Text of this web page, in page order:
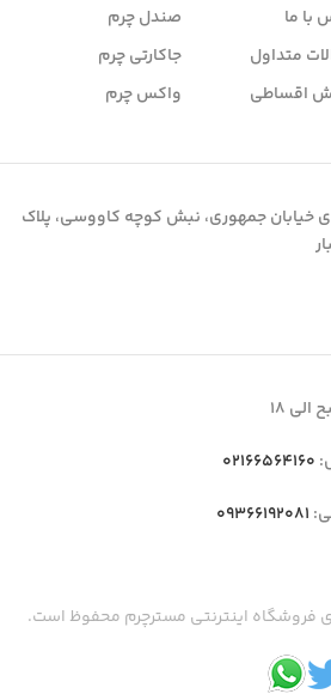
با ما
متداول
اقساطی
صندل چرم
جاکارتی چرم
واکس چرم
خیابان جمهوری، نبش کوچه کاووسی، پلاک
02166564160
09366192081
فروشگاه اینترنتی مسترچرم محفوظ است.